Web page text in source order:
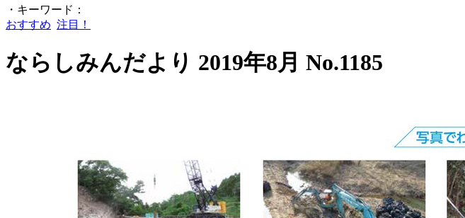
・キーワード：
おすすめ 注目！
ならしみんだより 2019年8月 No.1185